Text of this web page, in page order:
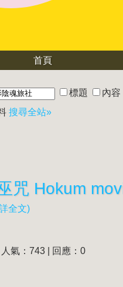
首頁
標題
內容
搜尋全站»
咒 Hokum
全文)
氣：743 | 回應：0